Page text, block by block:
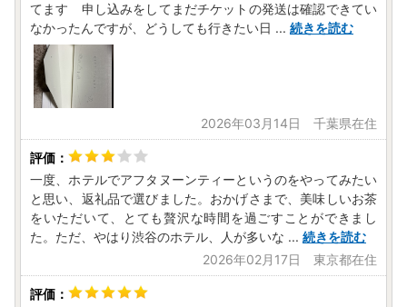
◆東京都渋谷区ふるさと納税サポート室
メールアドレス：support@shibuya.furusato-lg.jp
※閉庁期間中もメール対応は行っております。(1/1・土日除
く)
てます 申し込みをしてまだチケットの発送は確認できてい
なかったんですが、どうしても行きたい日 ... 続きを読む
2026年03月14日 千葉県在住
一度、ホテルでアフタヌーンティーというのをやってみたい
と思い、返礼品で選びました。おかげさまで、美味しいお茶
をいただいて、とても贅沢な時間を過ごすことができまし
た。ただ、やはり渋谷のホテル、人が多いな ... 続きを読む
2026年02月17日 東京都在住